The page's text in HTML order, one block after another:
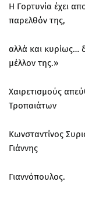
Η Γορτυνία έχει
παρελθόν της,
αλλά και κυρίως…
μέλλον της.»
Χαιρετισμούς
Τροπαιάτων
Κωνσταντίνος
Γιάννης
Γιαννόπουλος.